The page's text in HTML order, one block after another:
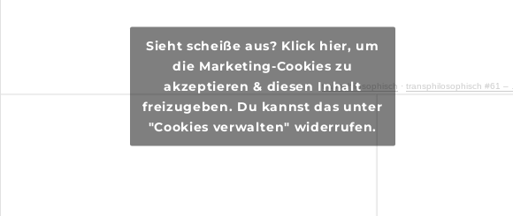
transphilosophisch · transphilosophisch #61 – Die ganze Wahrheit über Wahrheit
Sieht scheiße aus? Klick hier, um
die Marketing-Cookies zu
akzeptieren & diesen Inhalt
freizugeben. Du kannst das unter
"Cookies verwalten" widerrufen.